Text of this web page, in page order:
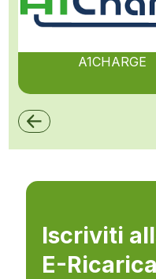
A1CHARGE
Iscriviti
E-